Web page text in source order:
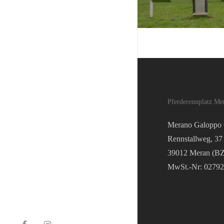
Pferderennplatz
Merano Galoppo
Rennstallweg, 37
39012 Meran
MwSt.-Nr: